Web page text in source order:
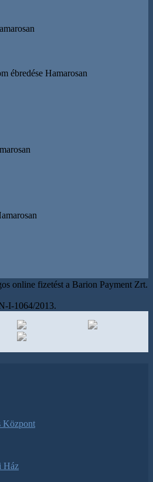
ébredése Hamarosan
online fizetést a Barion Payment Zrt.
I-1064/2013.
Központ
Ház